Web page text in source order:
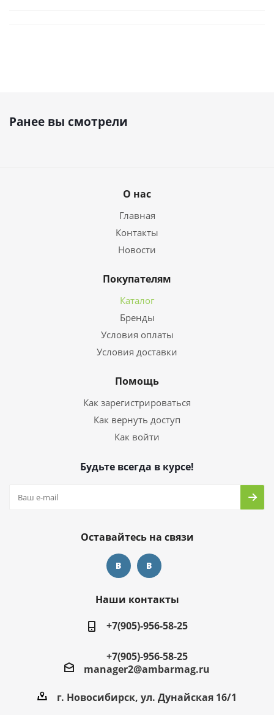
Ранее вы смотрели
О нас
Главная
Контакты
Новости
Покупателям
Каталог
Бренды
Условия оплаты
Условия доставки
Помощь
Как зарегистрироваться
Как вернуть доступ
Как войти
Будьте всегда в курсе!
Оставайтесь на связи
Наши контакты
+7(905)-956-58-25
+7(905)-956-58-25
manager2@ambarmag.ru
г. Новосибирск, ул. Дунайская 16/1